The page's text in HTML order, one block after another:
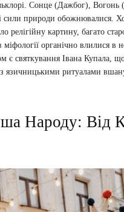
Сонце (Дажбог), Вогонь
сили природи обожнювалися.
релігійну картину, багато
міфології органічно влилися в
є святкування Івана Купала,
з язичницькими ритуалами
Народу: Від